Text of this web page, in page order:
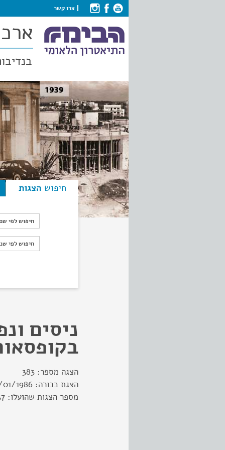
צרו קשר
חיפוש הצגות
חיפוש לפי
חיפוש לפי
חיפוש לפי
ניסים
הצגה מספר: 383
הצגת בכורה: 01/1986
מספר הצגות שהועלו: